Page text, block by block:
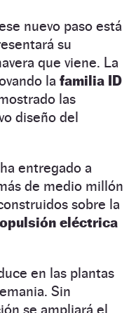
nuevo paso está
su
que viene. La
la familia ID
las
diseño del
entregado a
de medio millón
sobre la
eléctrica
en las plantas
Sin
se ampliará el